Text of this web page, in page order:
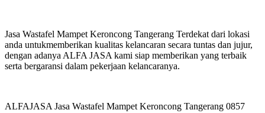
Jasa Wastafel Mampet Keroncong Tangerang Terdekat dari lokasi
anda untukmemberikan kualitas kelancaran secara tuntas dan jujur,
dengan adanya ALFA JASA kami siap memberikan yang terbaik
serta bergaransi dalam pekerjaan kelancaranya.
ALFAJASA Jasa Wastafel Mampet Keroncong Tangerang 0857